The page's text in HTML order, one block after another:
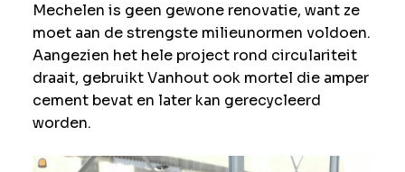
Mechelen is geen gewone renovatie, want ze
moet aan de strengste milieunormen voldoen.
Aangezien het hele project rond circulariteit
draait, gebruikt Vanhout ook mortel die amper
cement bevat en later kan gerecycleerd
worden.